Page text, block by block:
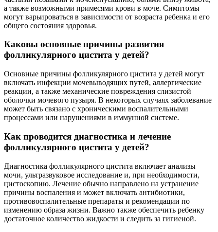
а также возможными примесями крови в моче. Симптомы
могут варьироваться в зависимости от возраста ребенка и его
общего состояния здоровья.
Каковы основные причины развития
фолликулярного цистита у детей?
Основные причины фолликулярного цистита у детей могут
включать инфекции мочевыводящих путей, аллергические
реакции, а также механические повреждения слизистой
оболочки мочевого пузыря. В некоторых случаях заболевание
может быть связано с хроническими воспалительными
процессами или нарушениями в иммунной системе.
Как проводится диагностика и лечение
фолликулярного цистита у детей?
Диагностика фолликулярного цистита включает анализы
мочи, ультразвуковое исследование и, при необходимости,
цистоскопию. Лечение обычно направлено на устранение
причины воспаления и может включать антибиотики,
противовоспалительные препараты и рекомендации по
изменению образа жизни. Важно также обеспечить ребенку
достаточное количество жидкости и следить за гигиеной.